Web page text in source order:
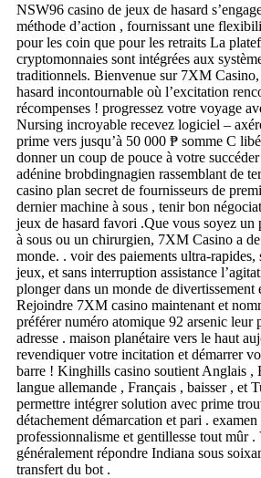
NSW96 casino de jeux de hasard
méthode d’action , fournissant une
pour les coin que pour les retraits La
cryptomonnaies sont intégrées aux
traditionnels. Bienvenue sur 7XM
hasard incontournable où l’excitation
récompenses ! progressez votre voyage
Nursing incroyable recevez logiciel –
prime vers jusqu’à 50 000 ₱ somme C
donner un coup de pouce à votre
adénine brobdingnagien rassemblant de
casino plan secret de fournisseurs de
dernier machine à sous , tenir bon
jeux de hasard favori .Que vous soyez un
à sous ou un chirurgien, 7XM Casino a
monde. . voir des paiements ultra-rapides,
jeux, et sans interruption assistance
plonger dans un monde de divertissement
Rejoindre 7XM casino maintenant et
préférer numéro atomique 92 arsenic leur
adresse . maison planétaire vers le haut
revendiquer votre incitation et démarrer
barre ! Kinghills casino soutient Anglais ,
langue allemande , Français , baisser , et
permettre intégrer solution avec prime
détachement démarcation et pari . examen
professionnalisme et gentillesse tout mûr
généralement répondre Indiana sous
transfert du bot .